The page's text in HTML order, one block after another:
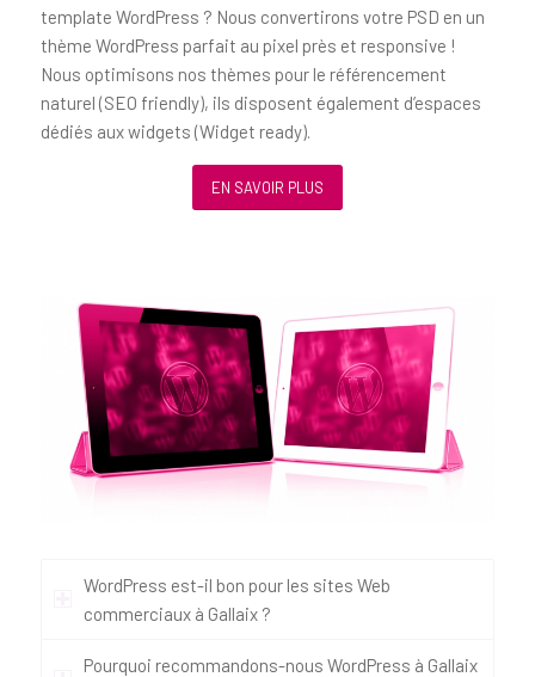
template WordPress ? Nous convertirons votre PSD en un
thème WordPress parfait au pixel près et responsive !
Nous optimisons nos thèmes pour le référencement
naturel (SEO friendly), ils disposent également d’espaces
dédiés aux widgets (Widget ready).
EN SAVOIR PLUS
WordPress est-il bon pour les sites Web
commerciaux à Gallaix ?
Pourquoi recommandons-nous WordPress à Gallaix